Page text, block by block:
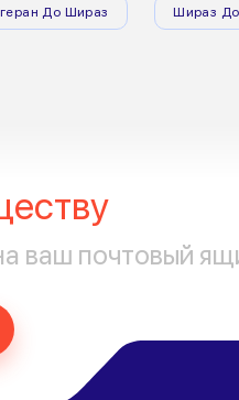
До Шираз Шираз До
ваш почтовый